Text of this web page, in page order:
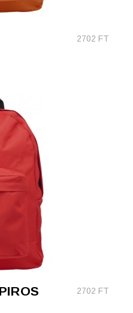
2702 FT
2702 FT